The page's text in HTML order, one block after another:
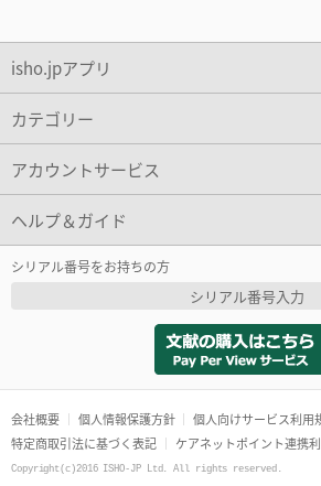
isho.jpアプリ
カテゴリー
アカウントサービス
ヘルプ＆ガイド
シリアル番号をお持ちの方
シリアル番号入力
会社概要 個人情報保護方針
個人向けサービス利用
特定商取引法に基づく表記
ケアネットポイント連携
Copyright(c)2016 ISHO-JP Ltd. All rights reserved.